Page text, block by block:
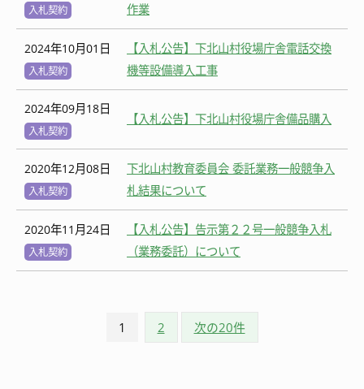
入札契約
作業
2024年10月01日
入札契約
【入札公告】下北山村役場庁舎電話交換
機等設備導入工事
2024年09月18日
入札契約
【入札公告】下北山村役場庁舎備品購入
2020年12月08日
入札契約
下北山村教育委員会 委託業務一般競争入
札結果について
2020年11月24日
入札契約
【入札公告】告示第２２号一般競争入札
（業務委託）について
1 2 次の20件